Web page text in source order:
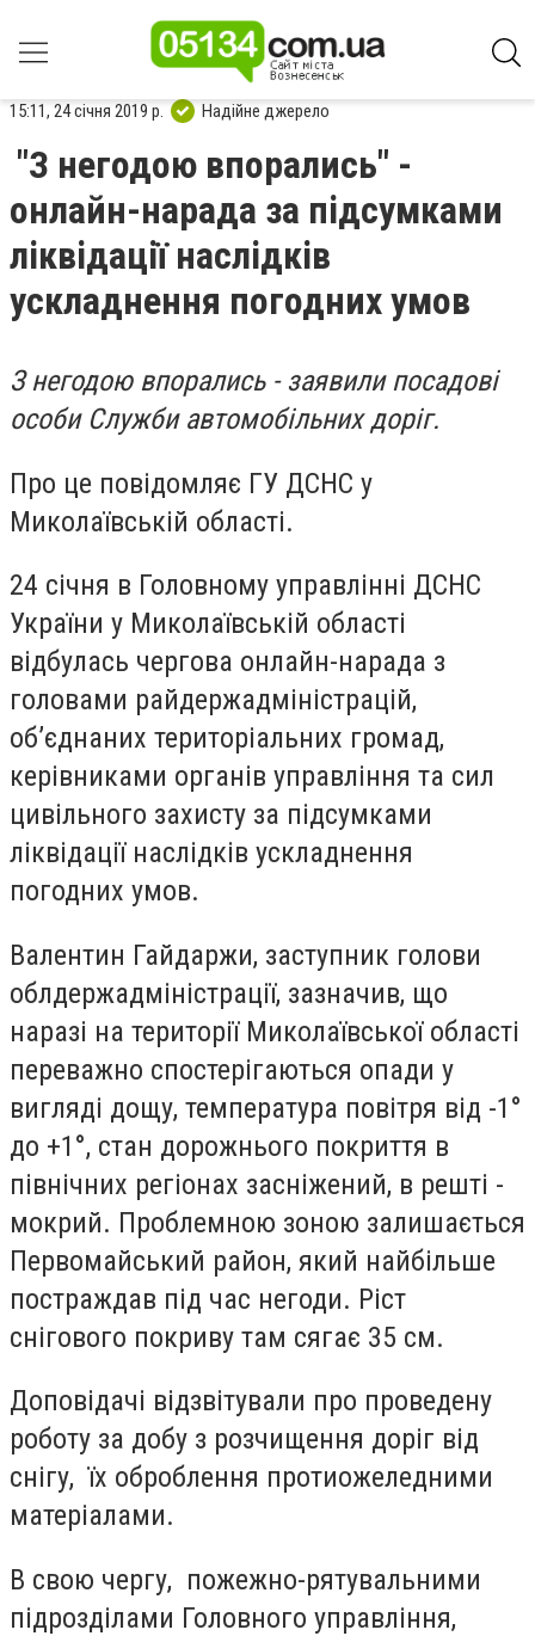
15:11, 24 січня 2019 р. Надійне джерело
"З негодою впорались" -
онлайн-нарада за підсумками
ліквідації наслідків
ускладнення погодних умов
З негодою впорались - заявили посадові
особи Служби автомобільних доріг.
Про це повідомляє ГУ ДСНС у
Миколаївській області.
24 січня в Головному управлінні ДСНС
України у Миколаївській області
відбулась чергова онлайн-нарада з
головами райдержадміністрацій,
об’єднаних територіальних громад,
керівниками органів управління та сил
цивільного захисту за підсумками
ліквідації наслідків ускладнення
погодних умов.
Валентин Гайдаржи, заступник голови
облдержадміністрації, зазначив, що
наразі на території Миколаївської області
переважно спостерігаються опади у
вигляді дощу, температура повітря від -1 °
до +1 °, стан дорожнього покриття в
північних регіонах засніжений, в решті -
мокрий. Проблемною зоною залишається
Первомайський район, який найбільше
постраждав під час негоди. Ріст
снігового покриву там сягає 35 см.
Доповідачі відзвітували про проведену
роботу за добу з розчищення доріг від
снігу, їх оброблення протиожеледними
матеріалами.
В свою чергу, пожежно-рятувальними
підрозділами Головного управління,